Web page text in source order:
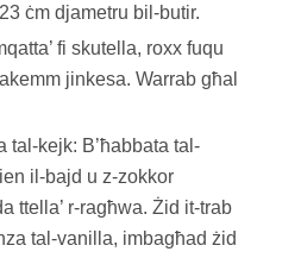
ċm djametru bil-butir.
fi skutella, roxx fuqu
jinkesa. Warrab għal
tal-kejk: B’ħabbata tal-
il-bajd u z-zokkor
ttella’ r-ragħwa. Żid it-trab
tal-vanilla, imbagħad żid